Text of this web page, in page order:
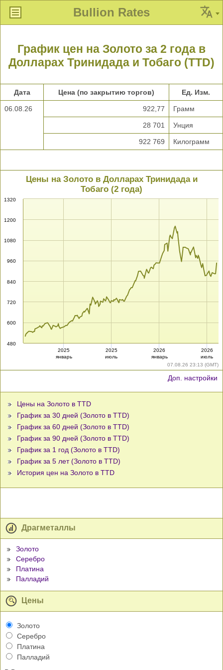
Bullion Rates
График цен на Золото за 2 года в
Долларах Тринидада и Тобаго (TTD)
Дата Цена (по закрытию торгов) Ед. Изм.
06.08.26 922,77 Грамм
28 701 Унция
922 769 Килограмм
07.08.26 23:13 (GMT)
Цены на Золото в Долларах Тринидада и
Тобаго (2 года)
480
600
720
840
960
1080
1200
1320
2025
январь
2025
июль
2026
январь
2026
июль
Доп. настройки
Цены на Золото в TTD
График за 30 дней (Золото в TTD)
График за 60 дней (Золото в TTD)
График за 90 дней (Золото в TTD)
График за 1 год (Золото в TTD)
График за 5 лет (Золото в TTD)
История цен на Золото в TTD
Драгметаллы
Золото
Серебро
Платина
Палладий
Цены
Золото
Серебро
Платина
Палладий